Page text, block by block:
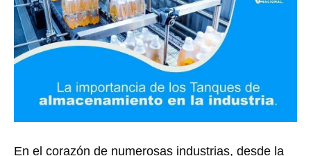
En el corazón de numerosas industrias, desde la